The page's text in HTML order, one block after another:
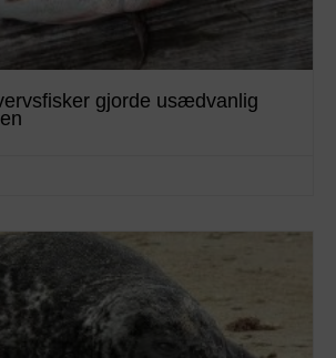
gjorde usædvanlig